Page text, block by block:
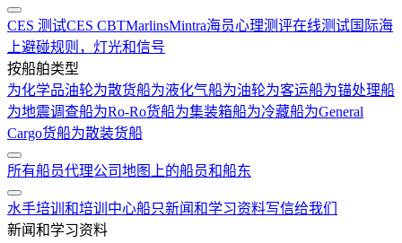
CES 测试CES CBTMarlinsMintra海员心理测评在线测试国际海
上避碰规则，灯光和信号
按船舶类型
为化学品油轮为散货船为液化气船为油轮为客运船为锚处理船
为地震调查船为Ro-Ro货船为集装箱船为冷藏船为General
Cargo货船为散装货船
所有船员代理公司地图上的船员和船东
水手培训和培训中心船只新闻和学习资料写信给我们
新闻和学习资料